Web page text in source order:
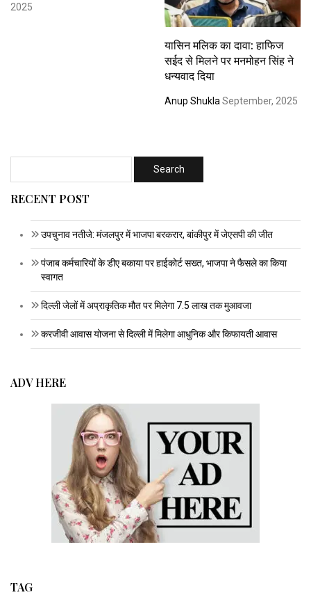
2025
यासिन मलिक का दावा: हाफिज
सईद से मिलने पर मनमोहन सिंह ने
धन्यवाद दिया
Anup Shukla September, 2025
RECENT POST
उपचुनाव नतीजे: मंजलपुर में भाजपा बरकरार, बांकीपुर में जेएसपी की जीत
पंजाब कर्मचारियों के डीए बकाया पर हाईकोर्ट सख्त, भाजपा ने फैसले का किया
स्वागत
दिल्ली जेलों में अप्राकृतिक मौत पर मिलेगा 7.5 लाख तक मुआवजा
करजीवी आवास योजना से दिल्ली में मिलेगा आधुनिक और किफायती आवास
ADV HERE
TAG